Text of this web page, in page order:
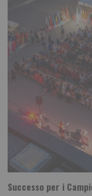
Successo per i